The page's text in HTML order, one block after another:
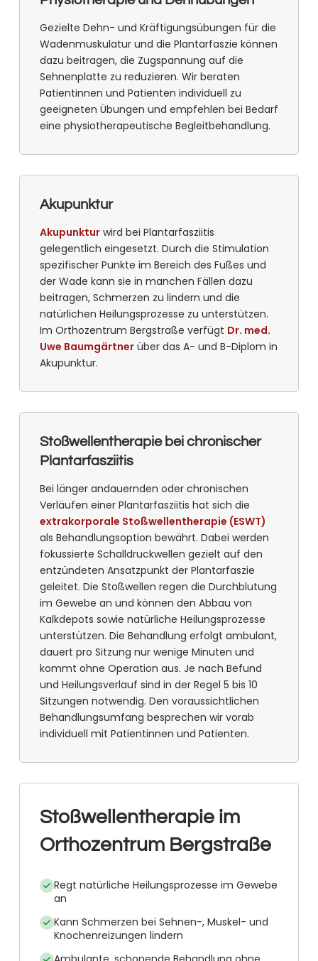
Gezielte Dehn- und Kräftigungsübungen für die
Wadenmuskulatur und die Plantarfaszie können
dazu beitragen, die Zugspannung auf die
Sehnenplatte zu reduzieren. Wir beraten
Patientinnen und Patienten individuell zu
geeigneten Übungen und empfehlen bei Bedarf
eine physiotherapeutische Begleitbehandlung.
Akupunktur
Akupunkturwird bei Plantarfasziitis
gelegentlich eingesetzt. Durch die Stimulation
spezifischer Punkte im Bereich des Fußes und
der Wade kann sie in manchen Fällen dazu
beitragen, Schmerzen zu lindern und die
natürlichen Heilungsprozesse zu unterstützen.
Im Orthozentrum Bergstraße verfügt Dr. med.
Uwe Baumgärtner über das A- und B-Diplom in
Akupunktur.
Stoßwellentherapie bei chronischer
Plantarfasziitis
Bei länger andauernden oder chronischen
Verläufen einer Plantarfasziitis hat sich die
extrakorporale Stoßwellentherapie (ESWT)
als Behandlungsoption bewährt. Dabei werden
fokussierte Schalldruckwellen gezielt auf den
entzündeten Ansatzpunkt der Plantarfaszie
geleitet. Die Stoßwellen regen die Durchblutung
im Gewebe an und können den Abbau von
Kalkdepots sowie natürliche Heilungsprozesse
unterstützen. Die Behandlung erfolgt ambulant,
dauert pro Sitzung nur wenige Minuten und
kommt ohne Operation aus. Je nach Befund
und Heilungsverlauf sind in der Regel 5 bis 10
Sitzungen notwendig. Den voraussichtlichen
Behandlungsumfang besprechen wir vorab
individuell mit Patientinnen und Patienten.
Stoßwellentherapie im
Orthozentrum Bergstraße
Regt natürliche Heilungsprozesse im Gewebe
an
Kann Schmerzen bei Sehnen-, Muskel- und
Knochenreizungen lindern